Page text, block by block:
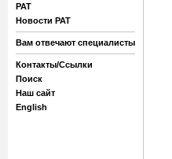
РАТ
Новости РАТ
Вам отвечают специалисты
Контакты/Ссылки
Поиск
Наш сайт
English